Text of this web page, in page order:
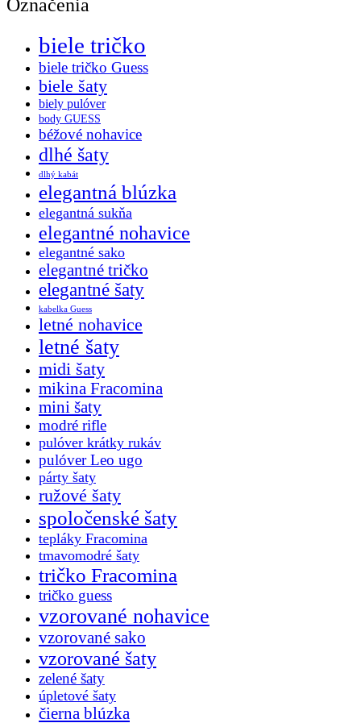
Označenia
biele tričko
biele tričko Guess
biele šaty
biely pulóver
body GUESS
béžové nohavice
dlhé šaty
dlhý kabát
elegantná blúzka
elegantná sukňa
elegantné nohavice
elegantné sako
elegantné tričko
elegantné šaty
kabelka Guess
letné nohavice
letné šaty
midi šaty
mikina Fracomina
mini šaty
modré rifle
pulóver krátky rukáv
pulóver Leo ugo
párty šaty
ružové šaty
spoločenské šaty
tepláky Fracomina
tmavomodré šaty
tričko Fracomina
tričko guess
vzorované nohavice
vzorované sako
vzorované šaty
zelené šaty
úpletové šaty
čierna blúzka